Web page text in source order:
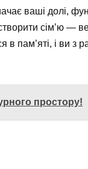
ваші долі,
сім’ю —
і ви з
простору!